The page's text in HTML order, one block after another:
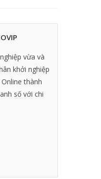
vừa và
khởi nghiệp
thành
số với chi